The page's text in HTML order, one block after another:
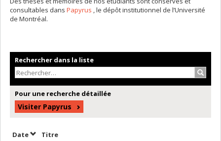
consultables dans Papyrus , le dépôt institutionnel de l’Université
de Montréal.
Rechercher dans la liste
Pour une recherche détaillée
Visiter Papyrus
DateTrier par date en ordre décroissant
Titre